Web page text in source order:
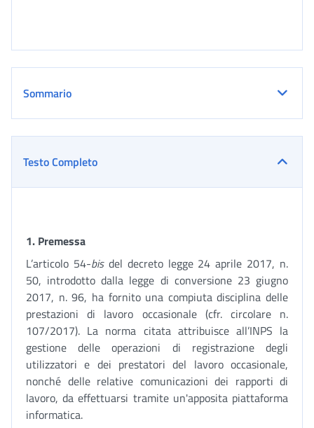
Sommario
Testo Completo
1. Premessa
L’articolo 54-bisdel decreto legge 24 aprile 2017, n.
50, introdotto dalla legge di conversione 23 giugno
2017, n. 96, ha fornito una compiuta disciplina delle
prestazioni di lavoro occasionale (cfr. circolare n.
107/2017). La norma citata attribuisce all’INPS la
gestione delle operazioni di registrazione degli
utilizzatori e dei prestatori del lavoro occasionale,
nonché delle relative comunicazioni dei rapporti di
lavoro, da effettuarsi tramite un'apposita piattaforma
informatica.